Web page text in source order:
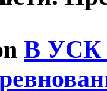
В УСК